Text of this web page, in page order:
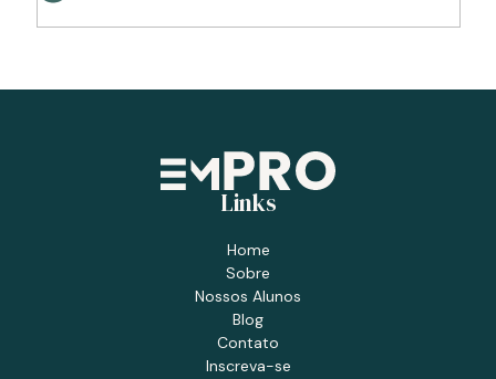
Links
Home
Sobre
Nossos Alunos
Blog
Contato
Inscreva-se